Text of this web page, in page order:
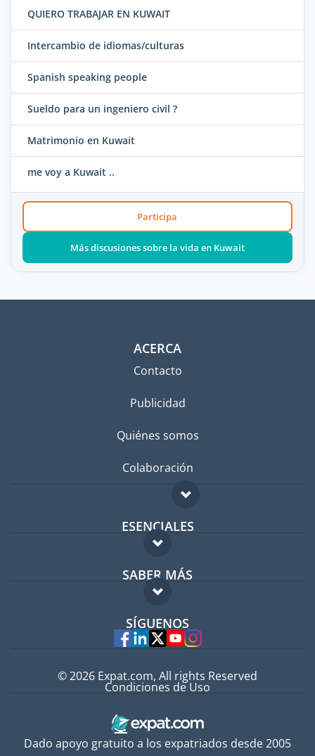
QUIERO TRABAJAR EN KUWAIT
Intercambio de idiomas/culturas
Spanish speaking people
Sueldo para un ingeniero civil ?
Matrimonio en Kuwait
me voy a Kuwait ..
Participa
Más discusiones sobre la vida en Kuwait
ACERCA
Contacto
Publicidad
Quiénes somos
Colaboración
ESENCIALES
Foro para expatriados
Guía para expatriados
Trabajos en el extranjero
SABER MÁS
FAQ
Expertos
SÍGUENOS
Dado apoyo gratuito a los expatriados desde 2005
© 2026 Expat.com, All rights Reserved
Condiciones de Uso